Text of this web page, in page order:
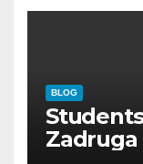
BLOG
Zadruga